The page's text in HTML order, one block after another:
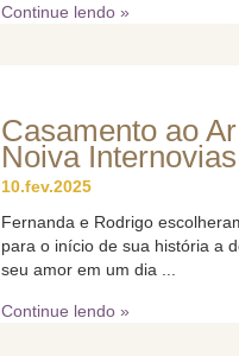
Continue lendo »
Casamento ao
Noiva
10.fev.2025
Fernanda e Rodrigo
para o início de sua história a
seu amor em um dia ...
Continue lendo »